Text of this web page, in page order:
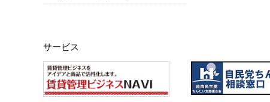
サービス